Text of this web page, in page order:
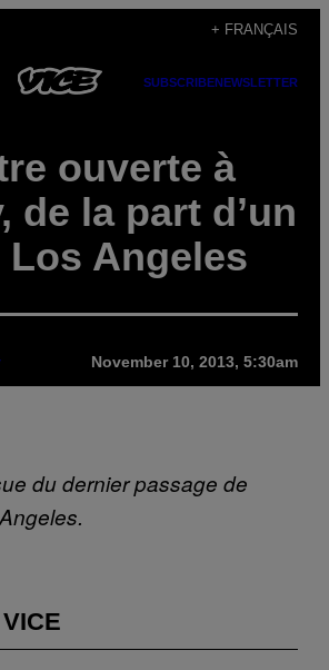
+ FRANÇAIS
SUBSCRIBENEWSLETTER
ouverte à
de la part d’un
Los Angeles
November 10, 2013, 5:30am
du dernier passage de